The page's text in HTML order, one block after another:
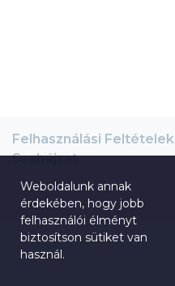
Weboldalunk annak
érdekében, hogy jobb
felhasználói élményt
biztosítson sütiket van
használ.
Felhasználási Feltételek
Szabájzat